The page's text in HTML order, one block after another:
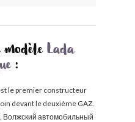
Lada
:
le premier constructeur
devant le deuxième GAZ.
Волжский автомобильный